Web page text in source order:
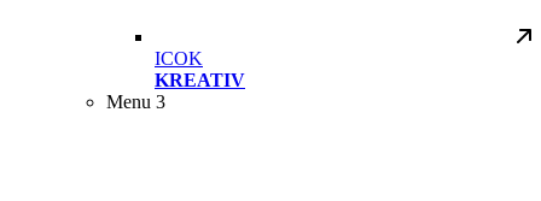
ICOK
KREATIV
Menu 3